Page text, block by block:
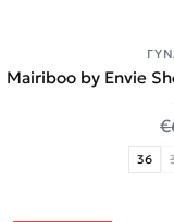
Mairiboo by Envie
€
36